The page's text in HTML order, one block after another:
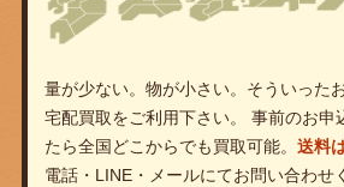
量が少ない。物が小さい。そういった
宅配買取をご利用下さい。 事前のお申
たら全国どこからでも買取可能。 送料
電話・LINE・メールにてお問い合わせ